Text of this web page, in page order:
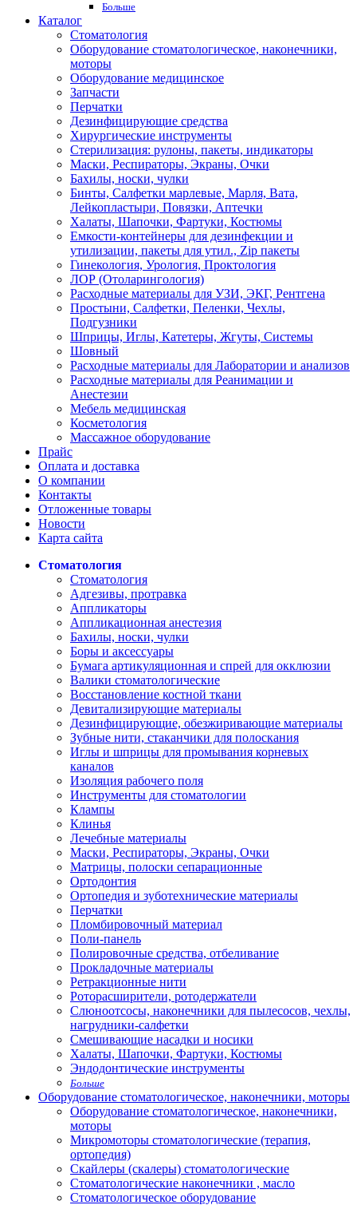
Больше
Каталог
Стоматология
Оборудование стоматологическое, наконечники,
моторы
Оборудование медицинское
Запчасти
Перчатки
Дезинфицирующие средства
Хирургические инструменты
Стерилизация: рулоны, пакеты, индикаторы
Маски, Респираторы, Экраны, Очки
Бахилы, носки, чулки
Бинты, Салфетки марлевые, Марля, Вата,
Лейкопластыри, Повязки, Аптечки
Халаты, Шапочки, Фартуки, Костюмы
Емкости-контейнеры для дезинфекции и
утилизации, пакеты для утил., Zip пакеты
Гинекология, Урология, Проктология
ЛОР (Отоларингология)
Расходные материалы для УЗИ, ЭКГ, Рентгена
Простыни, Салфетки, Пеленки, Чехлы,
Подгузники
Шприцы, Иглы, Катетеры, Жгуты, Системы
Шовный
Расходные материалы для Лаборатории и анализов
Расходные материалы для Реанимации и
Анестезии
Мебель медицинская
Косметология
Массажное оборудование
Прайс
Оплата и доставка
О компании
Контакты
Отложенные товары
Новости
Карта сайта
Стоматология
Стоматология
Адгезивы, протравка
Аппликаторы
Аппликационная анестезия
Бахилы, носки, чулки
Боры и аксессуары
Бумага артикуляционная и спрей для окклюзии
Валики стоматологические
Восстановление костной ткани
Девитализирующие материалы
Дезинфицирующие, обезжиривающие материалы
Зубные нити, стаканчики для полоскания
Иглы и шприцы для промывания корневых
каналов
Изоляция рабочего поля
Инструменты для стоматологии
Клампы
Клинья
Лечебные материалы
Маски, Респираторы, Экраны, Очки
Матрицы, полоски сепарационные
Ортодонтия
Ортопедия и зуботехнические материалы
Перчатки
Пломбировочный материал
Поли-панель
Полировочные средства, отбеливание
Прокладочные материалы
Ретракционные нити
Роторасширители, ротодержатели
Слюноотсосы, наконечники для пылесосов, чехлы,
нагрудники-салфетки
Смешивающие насадки и носики
Халаты, Шапочки, Фартуки, Костюмы
Эндодонтические инструменты
Больше
Оборудование стоматологическое, наконечники, моторы
Оборудование стоматологическое, наконечники,
моторы
Микромоторы стоматологические (терапия,
ортопедия)
Скайлеры (скалеры) стоматологические
Стоматологические наконечники , масло
Стоматологическое оборудование